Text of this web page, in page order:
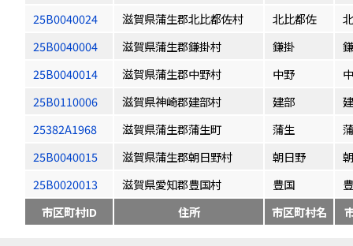
25B0040024
滋賀県蒲生郡北比都佐村 北比都佐
25B0040004
滋賀県蒲生郡鎌掛村 鎌掛
25B0040014
滋賀県蒲生郡中野村 中野
25B0110006
滋賀県神崎郡建部村 建部
25382A1968
滋賀県蒲生郡蒲生町 蒲生
25B0040015
滋賀県蒲生郡朝日野村 朝日野
25B0020013
滋賀県愛知郡豊国村 豊国
市区町村ID
住所 市区町村名